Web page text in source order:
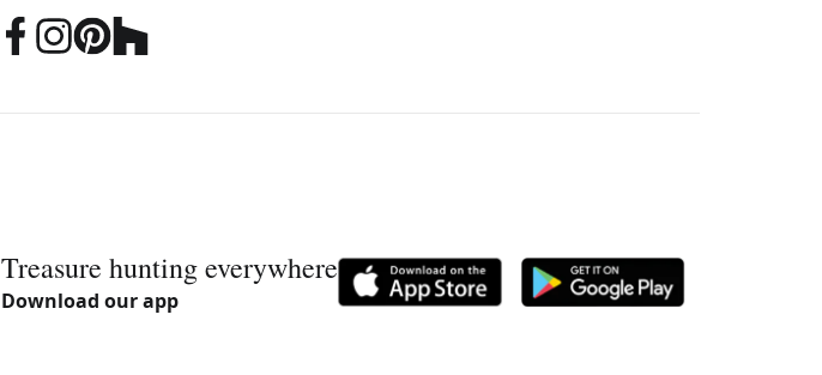
Treasure hunting everywhere
Download our app